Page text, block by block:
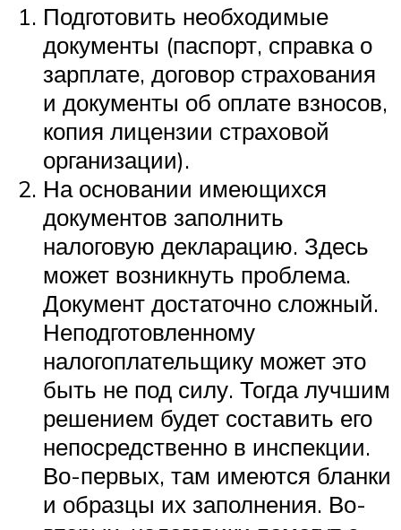
Подготовить необходимые
документы (паспорт, справка о
зарплате, договор страхования
и документы об оплате взносов,
копия лицензии страховой
организации).
На основании имеющихся
документов заполнить
налоговую декларацию. Здесь
может возникнуть проблема.
Документ достаточно сложный.
Неподготовленному
налогоплательщику может это
быть не под силу. Тогда лучшим
решением будет составить его
непосредственно в инспекции.
Во-первых, там имеются бланки
и образцы их заполнения. Во-